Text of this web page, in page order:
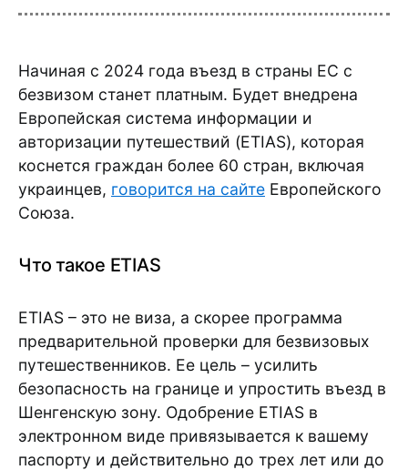
Начиная с 2024 года въезд в страны ЕС с
безвизом станет платным. Будет внедрена
Европейская система информации и
авторизации путешествий (ETIAS), которая
коснется граждан более 60 стран, включая
украинцев, говорится на сайте Европейского
Союза.
Что такое ETIAS
ETIAS – это не виза, а скорее программа
предварительной проверки для безвизовых
путешественников. Ее цель – усилить
безопасность на границе и упростить въезд в
Шенгенскую зону. Одобрение ETIAS в
электронном виде привязывается к вашему
паспорту и действительно до трех лет или до